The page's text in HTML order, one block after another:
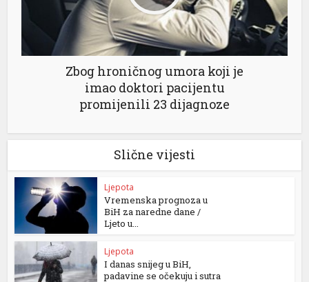
Zbog hroničnog umora koji je
imao doktori pacijentu
promijenili 23 dijagnoze
Slične vijesti
Ljepota
Vremenska prognoza u
BiH za naredne dane /
Ljeto u...
Ljepota
I danas snijeg u BiH,
padavine se očekuju i sutra